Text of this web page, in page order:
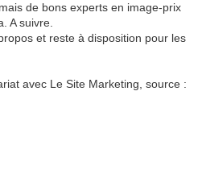
de bons experts en image-prix
A suivre.
et reste à disposition pour les
avec Le Site Marketing, source :